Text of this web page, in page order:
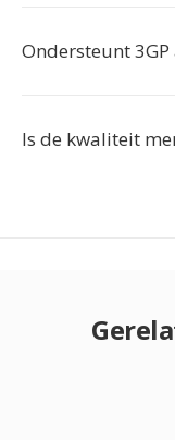
Ondersteunt 3GP
Is de kwaliteit